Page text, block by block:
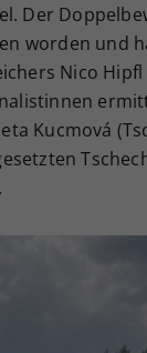
Der
worden und
Nico Hipfl
Kucmová